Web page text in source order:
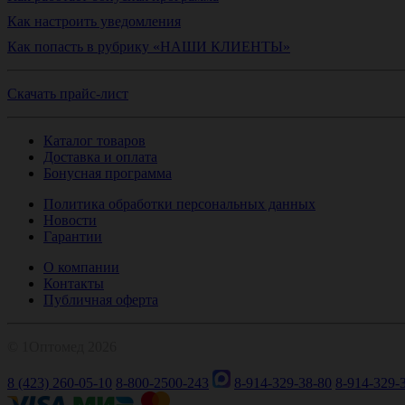
Как настроить уведомления
Как попасть в рубрику «НАШИ КЛИЕНТЫ»
Скачать прайс-лист
Каталог товаров
Доставка и оплата
Бонусная программа
Политика обработки персональных данных
Новости
Гарантии
О компании
Контакты
Публичная оферта
8 (423) 260-05-10 8-800-2500-243 8-914-329-38-80 8-914-329-